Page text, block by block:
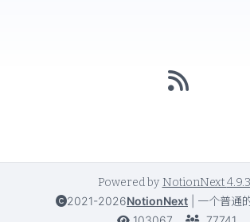
Powered by NotionNext
2021-2026NotionNext
一个普通